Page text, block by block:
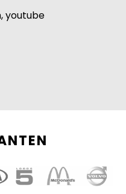
,youtube